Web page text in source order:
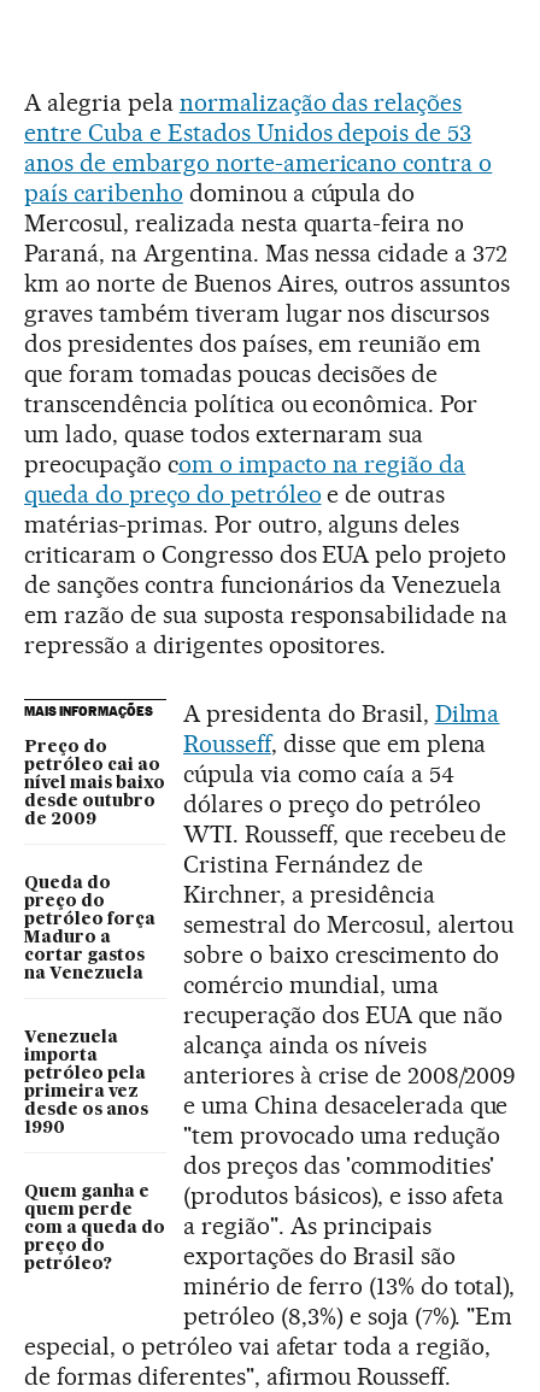
A alegria pela normalização das relações
entre Cuba e Estados Unidos depois de 53
anos de embargo norte-americano contra o
país caribenho dominou a cúpula do
Mercosul, realizada nesta quarta-feira no
Paraná, na Argentina. Mas nessa cidade a 372
km ao norte de Buenos Aires, outros assuntos
graves também tiveram lugar nos discursos
dos presidentes dos países, em reunião em
que foram tomadas poucas decisões de
transcendência política ou econômica. Por
um lado, quase todos externaram sua
preocupação com o impacto na região da
queda do preço do petróleo e de outras
matérias-primas. Por outro, alguns deles
criticaram o Congresso dos EUA pelo projeto
de sanções contra funcionários da Venezuela
em razão de sua suposta responsabilidade na
repressão a dirigentes opositores.
MAIS INFORMAÇÕES
Preço do
petróleo cai ao
nível mais baixo
desde outubro
de 2009
Queda do
preço do
petróleo força
Maduro a
cortar gastos
na Venezuela
Venezuela
importa
petróleo pela
primeira vez
desde os anos
1990
Quem ganha e
quem perde
com a queda do
preço do
petróleo?
A presidenta do Brasil, Dilma
Rousseff, disse que em plena
cúpula via como caía a 54
dólares o preço do petróleo
WTI. Rousseff, que recebeu de
Cristina Fernández de
Kirchner, a presidência
semestral do Mercosul, alertou
sobre o baixo crescimento do
comércio mundial, uma
recuperação dos EUA que não
alcança ainda os níveis
anteriores à crise de 2008/2009
e uma China desacelerada que
"tem provocado uma redução
dos preços das 'commodities'
(produtos básicos), e isso afeta
a região". As principais
exportações do Brasil são
minério de ferro (13% do total),
petróleo (8,3%) e soja (7%). "Em
especial, o petróleo vai afetar toda a região,
de formas diferentes", afirmou Rousseff.